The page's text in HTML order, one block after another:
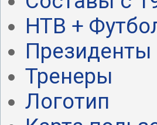
НТВ +
Президенты
Тренеры
Логотип